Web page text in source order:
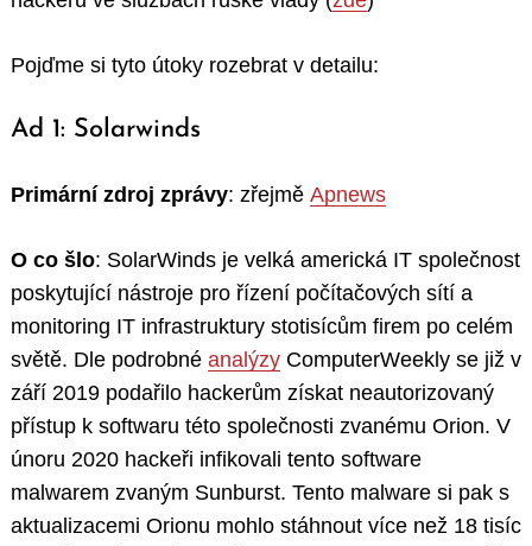
Pojďme si tyto útoky rozebrat v detailu:
Ad 1: Solarwinds
Primární zdroj zprávy: zřejmě Apnews
O co šlo: SolarWinds je velká americká IT společnost
poskytující nástroje pro řízení počítačových sítí a
monitoring IT infrastruktury stotisícům firem po celém
světě. Dle podrobné analýzy ComputerWeekly se již v
září 2019 podařilo hackerům získat neautorizovaný
přístup k softwaru této společnosti zvanému Orion. V
únoru 2020 hackeři infikovali tento software
malwarem zvaným Sunburst. Tento malware si pak s
aktualizacemi Orionu mohlo stáhnout více než 18 tisíc